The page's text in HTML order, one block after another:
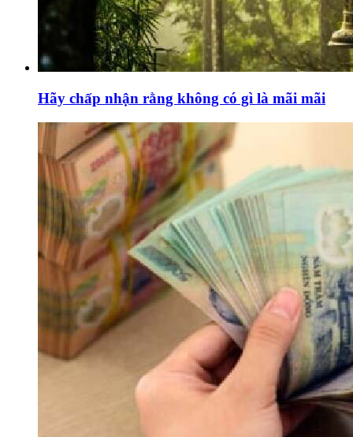
Hãy chấp nhận rằng không có gì là mãi mãi